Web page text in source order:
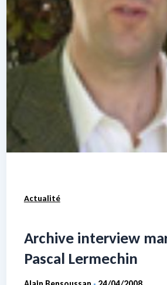
Actualité
Archive interview
Pascal Lermechin